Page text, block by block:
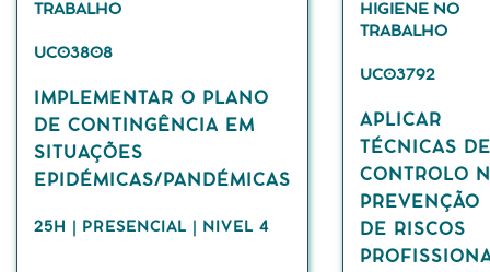
TRABALHO
UC03808
IMPLEMENTAR O PLANO
DE CONTINGÊNCIA EM
SITUAÇÕES
EPIDÉMICAS/PANDÉMICAS
25H | PRESENCIAL | NIVEL 4
HIGIENE NO
TRABALHO
UC03792
APLICAR
TÉCNICAS DE
CONTROLO
PREVENÇÃO
DE RISCOS